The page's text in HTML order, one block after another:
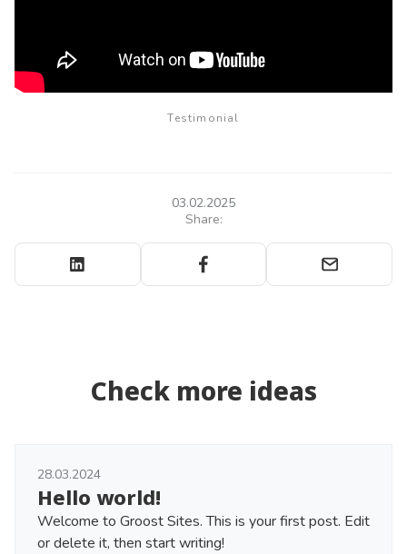
Testimonial
03.02.2025
Share:
Check more ideas
28.03.2024
Hello world!
Welcome to Groost Sites. This is your first post. Edit
or delete it, then start writing!